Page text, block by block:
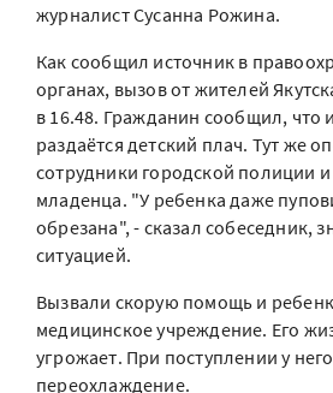
журналист Сусанна Рожина.
Как сообщил источник в
органах, вызов от жителей
в 16.48. Гражданин сообщил, что
раздаётся детский плач. Тут же
сотрудники городской полиции
младенца. "У ребенка даже
обрезана", - сказал собеседник,
ситуацией.
Вызвали скорую помощь и
медицинское учреждение. Его
угрожает. При поступлении у
переохлаждение.